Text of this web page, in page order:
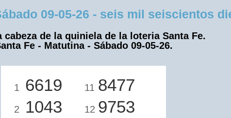
09-05-26 - seis mil seiscientos
cabeza de la quiniela de la loteria Santa Fe.
Fe - Matutina - Sábado 09-05-26.
1 6619
2 1043
11 8477
12 9753